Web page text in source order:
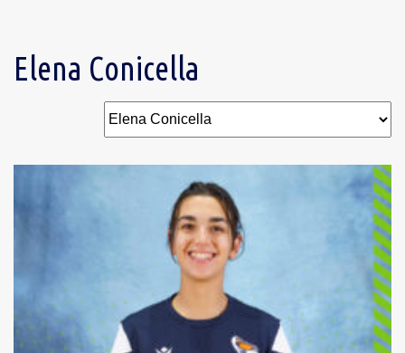
Elena Conicella